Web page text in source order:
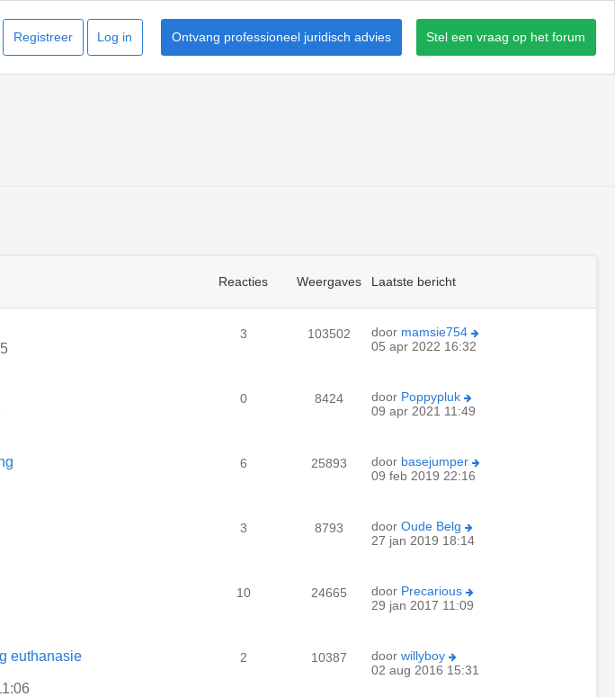
Stel een vraag op het forum
Ontvang professioneel juridisch advies
Log in
Registreer
Reacties Weergaves Laatste bericht
3 103502 door mamsie754
05 apr 2022 16:32
0 8424 door Poppypluk
09 apr 2021 11:49
6 25893 door basejumper
09 feb 2019 22:16
3 8793 door Oude Belg
27 jan 2019 18:14
10 24665 door Precarious
29 jan 2017 11:09
euthanasie
2 10387 door willyboy
02 aug 2016 15:31